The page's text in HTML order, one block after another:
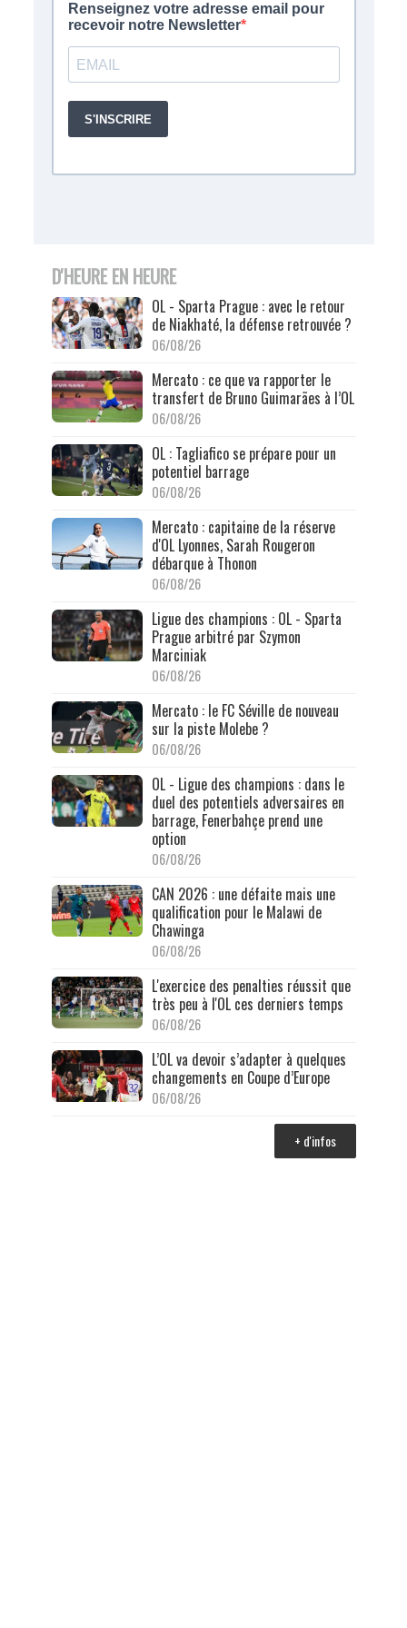
D'HEURE EN HEURE
OL - Sparta Prague : avec le retour
de Niakhaté, la défense retrouvée ?
06/08/26
Mercato : ce que va rapporter le
transfert de Bruno Guimarães à l’OL
06/08/26
OL : Tagliafico se prépare pour un
potentiel barrage
06/08/26
Mercato : capitaine de la réserve
d'OL Lyonnes, Sarah Rougeron
débarque à Thonon
06/08/26
Ligue des champions : OL - Sparta
Prague arbitré par Szymon
Marciniak
06/08/26
Mercato : le FC Séville de nouveau
sur la piste Molebe ?
06/08/26
OL - Ligue des champions : dans le
duel des potentiels adversaires en
barrage, Fenerbahçe prend une
option
06/08/26
CAN 2026 : une défaite mais une
qualification pour le Malawi de
Chawinga
06/08/26
L'exercice des penalties réussit que
très peu à l'OL ces derniers temps
06/08/26
L’OL va devoir s’adapter à quelques
changements en Coupe d’Europe
06/08/26
+ d'infos